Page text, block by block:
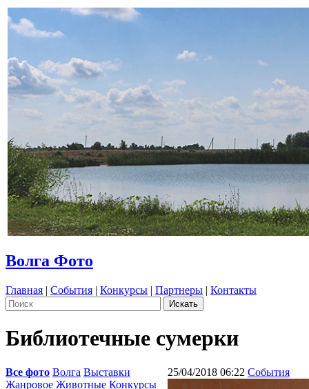
Волга Фото
Главная | События | Конкурсы | Партнеры | Контакты
Библиотечные сумерки
Все фото Волга Выставки
Жанровое Животные Конкурсы
25/04/2018 06:22 События